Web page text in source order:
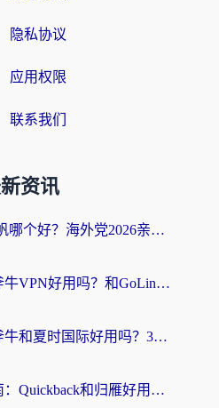
隐私协议
应用权限
联系我们
资讯
Quickback和云帆哪个好？海外党2026亲测指南：选对加速器大陆工具，无缝刷国内剧玩国服
海外党必看：斧牛VPN好用吗？和GoLinkVPN对比哪个回国效果更好？
海外党必看：斧牛和夏时国际好用吗？3步选对回国加速器，无缝刷国内资源
海外党踩坑指南：Quickback和归雁好用吗？选对加速器才能无缝刷国内资源